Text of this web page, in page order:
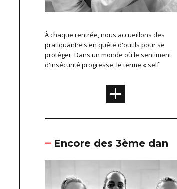
À chaque rentrée, nous accueillons des
pratiquant·e·s en quête d'outils pour se
protéger. Dans un monde où le sentiment
d'insécurité progresse, le terme « self
+
Encore des 3ème dan